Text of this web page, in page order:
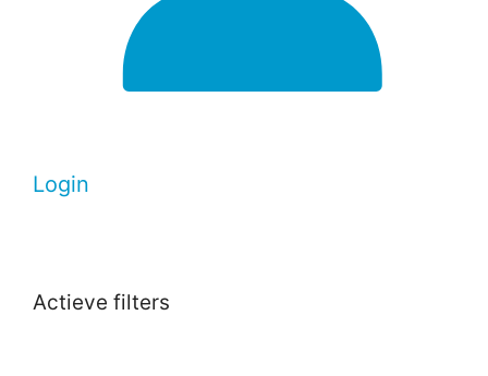
Login
Actieve filters